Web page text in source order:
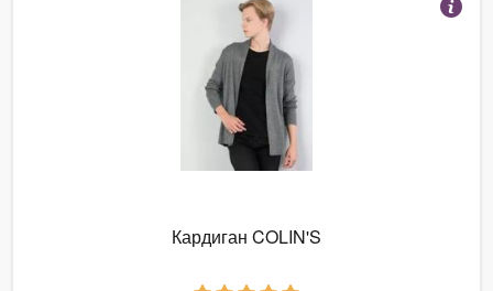
Кардиган COLIN'S